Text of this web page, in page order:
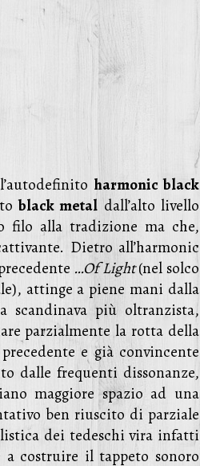
harmonic black
black metal dall’alto livello
filo alla tradizione ma che,
Dietro all’harmonic
…Of Light(nel solco
attinge a piene mani dalla
scandinava più oltranzista,
parzialmente la rotta della
e già convincente
dalle frequenti dissonanze,
maggiore spazio ad una
ben riuscito di parziale
dei tedeschi vira infatti
a costruire il tappeto sonoro